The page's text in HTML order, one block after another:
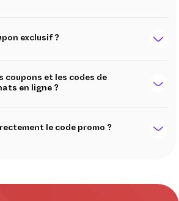
exclusif ?
coupons et les codes de
en ligne ?
le code promo ?